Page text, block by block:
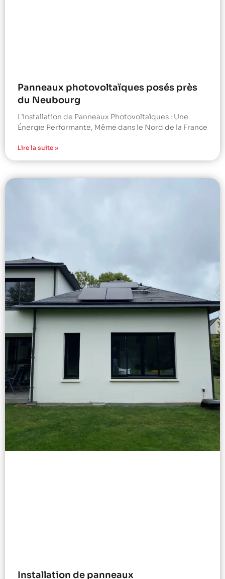
Panneaux photovoltaïques posés près
du Neubourg
L’Installation de Panneaux Photovoltaïques : Une
Énergie Performante, Même dans le Nord de la France
Lire la suite »
Installation de panneaux